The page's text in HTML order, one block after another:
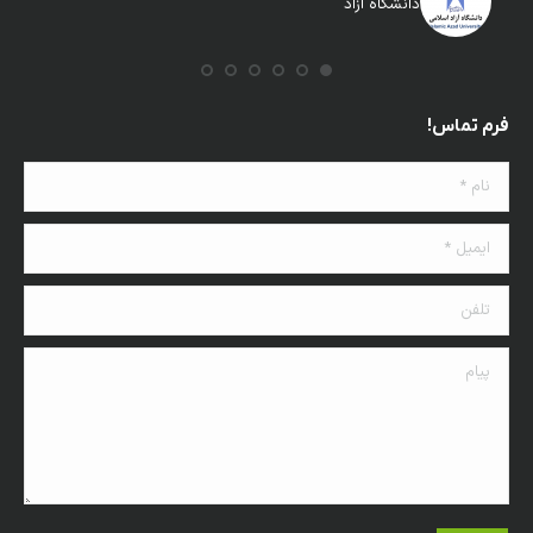
فرم تماس!
نام *
ایمیل *
تلفن
پیام